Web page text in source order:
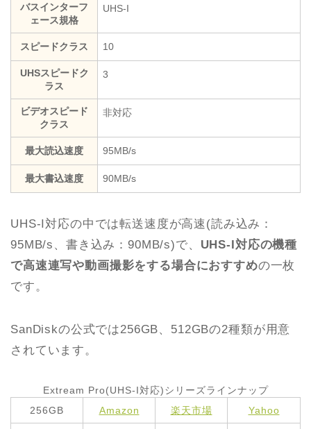
バスインターフ
ェース規格
UHS-I
スピードクラス 10
UHSスピードク
ラス
3
ビデオスピード
クラス
非対応
最大読込速度 95MB/s
最大書込速度 90MB/s
UHS-I対応の中では転送速度が高速(読み込み：
95MB/s、書き込み：90MB/s)で、 UHS-I対応の機種
で高速連写や動画撮影をする場合におすすめの一枚
です。
SanDiskの公式では256GB、512GBの2種類が用意
されています。
Extream Pro(UHS-I対応)シリーズラインナップ
256GB
Amazon 楽天市場 Yahoo